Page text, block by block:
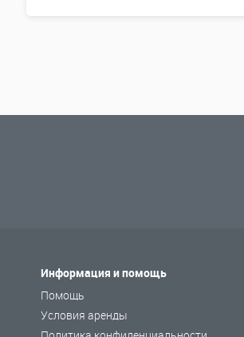
Информация и помощь
Помощь
Условия аренды